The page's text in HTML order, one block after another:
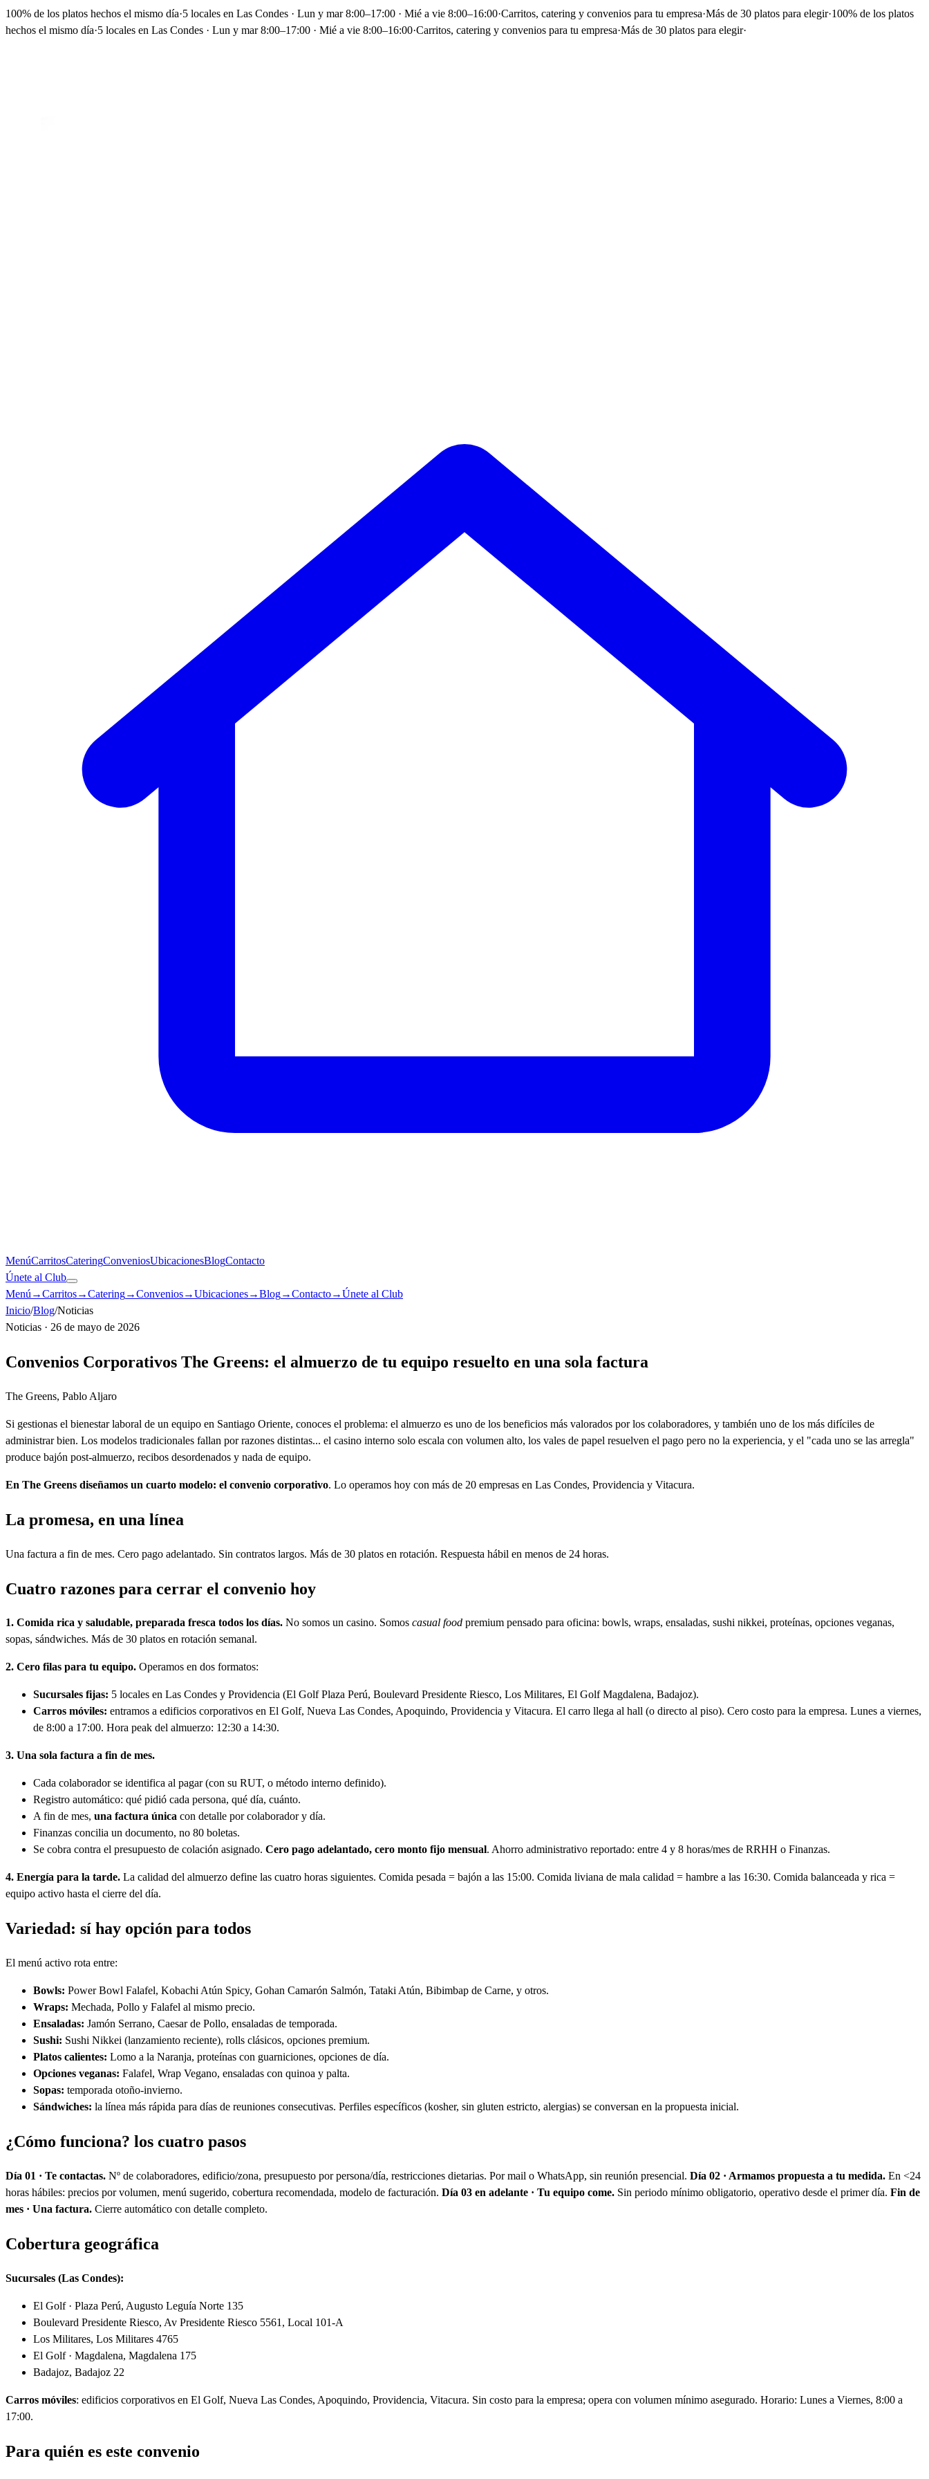
100% de los platos hechos el mismo día·5 locales en Las Condes · Lun y mar 8:00–17:00 · Mié a vie 8:00–16:00·Carritos, catering y convenios para tu empresa·Más de 30 platos para elegir·100% de los platos
hechos el mismo día·5 locales en Las Condes · Lun y mar 8:00–17:00 · Mié a vie 8:00–16:00·Carritos, catering y convenios para tu empresa·Más de 30 platos para elegir·
MenúCarritosCateringConveniosUbicacionesBlogContacto
Únete al Club
Menú →Carritos→Catering→Convenios→Ubicaciones→Blog→Contacto→Únete al Club
Inicio/Blog/Noticias
Noticias · 26 de mayo de 2026
Convenios Corporativos The Greens: el almuerzo de tu equipo resuelto en una sola factura
The Greens, Pablo Aljaro
Si gestionas el bienestar laboral de un equipo en Santiago Oriente, conoces el problema: el almuerzo es uno de los beneficios más valorados por los colaboradores, y también uno de los más difíciles de
administrar bien. Los modelos tradicionales fallan por razones distintas... el casino interno solo escala con volumen alto, los vales de papel resuelven el pago pero no la experiencia, y el "cada uno se las arregla"
produce bajón post-almuerzo, recibos desordenados y nada de equipo.
En The Greens diseñamos un cuarto modelo: el convenio corporativo. Lo operamos hoy con más de 20 empresas en Las Condes, Providencia y Vitacura.
La promesa, en una línea
Una factura a fin de mes. Cero pago adelantado. Sin contratos largos. Más de 30 platos en rotación. Respuesta hábil en menos de 24 horas.
Cuatro razones para cerrar el convenio hoy
1. Comida rica y saludable, preparada fresca todos los días. No somos un casino. Somos casual food premium pensado para oficina: bowls, wraps, ensaladas, sushi nikkei, proteínas, opciones veganas,
sopas, sándwiches. Más de 30 platos en rotación semanal.
2. Cero filas para tu equipo. Operamos en dos formatos:
Sucursales fijas: 5 locales en Las Condes y Providencia (El Golf Plaza Perú, Boulevard Presidente Riesco, Los Militares, El Golf Magdalena, Badajoz).
Carros móviles: entramos a edificios corporativos en El Golf, Nueva Las Condes, Apoquindo, Providencia y Vitacura. El carro llega al hall (o directo al piso). Cero costo para la empresa. Lunes a viernes,
de 8:00 a 17:00. Hora peak del almuerzo: 12:30 a 14:30.
3. Una sola factura a fin de mes.
Cada colaborador se identifica al pagar (con su RUT, o método interno definido).
Registro automático: qué pidió cada persona, qué día, cuánto.
A fin de mes, una factura única con detalle por colaborador y día.
Finanzas concilia un documento, no 80 boletas.
Se cobra contra el presupuesto de colación asignado. Cero pago adelantado, cero monto fijo mensual. Ahorro administrativo reportado: entre 4 y 8 horas/mes de RRHH o Finanzas.
4. Energía para la tarde. La calidad del almuerzo define las cuatro horas siguientes. Comida pesada = bajón a las 15:00. Comida liviana de mala calidad = hambre a las 16:30. Comida balanceada y rica =
equipo activo hasta el cierre del día.
Variedad: sí hay opción para todos
El menú activo rota entre:
Bowls: Power Bowl Falafel, Kobachi Atún Spicy, Gohan Camarón Salmón, Tataki Atún, Bibimbap de Carne, y otros.
Wraps: Mechada, Pollo y Falafel al mismo precio.
Ensaladas: Jamón Serrano, Caesar de Pollo, ensaladas de temporada.
Sushi: Sushi Nikkei (lanzamiento reciente), rolls clásicos, opciones premium.
Platos calientes: Lomo a la Naranja, proteínas con guarniciones, opciones de día.
Opciones veganas: Falafel, Wrap Vegano, ensaladas con quinoa y palta.
Sopas: temporada otoño-invierno.
Sándwiches: la línea más rápida para días de reuniones consecutivas. Perfiles específicos (kosher, sin gluten estricto, alergias) se conversan en la propuesta inicial.
¿Cómo funciona? los cuatro pasos
Día 01 · Te contactas. Nº de colaboradores, edificio/zona, presupuesto por persona/día, restricciones dietarias. Por mail o WhatsApp, sin reunión presencial. Día 02 · Armamos propuesta a tu medida. En <24
horas hábiles: precios por volumen, menú sugerido, cobertura recomendada, modelo de facturación. Día 03 en adelante · Tu equipo come. Sin periodo mínimo obligatorio, operativo desde el primer día. Fin de
mes · Una factura. Cierre automático con detalle completo.
Cobertura geográfica
Sucursales (Las Condes):
El Golf · Plaza Perú, Augusto Leguía Norte 135
Boulevard Presidente Riesco, Av Presidente Riesco 5561, Local 101-A
Los Militares, Los Militares 4765
El Golf · Magdalena, Magdalena 175
Badajoz, Badajoz 22
Carros móviles: edificios corporativos en El Golf, Nueva Las Condes, Apoquindo, Providencia, Vitacura. Sin costo para la empresa; opera con volumen mínimo asegurado. Horario: Lunes a Viernes, 8:00 a
17:00.
Para quién es este convenio